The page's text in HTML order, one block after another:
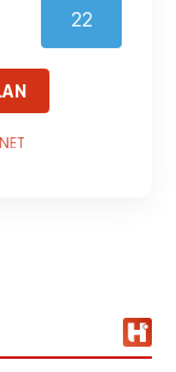
22